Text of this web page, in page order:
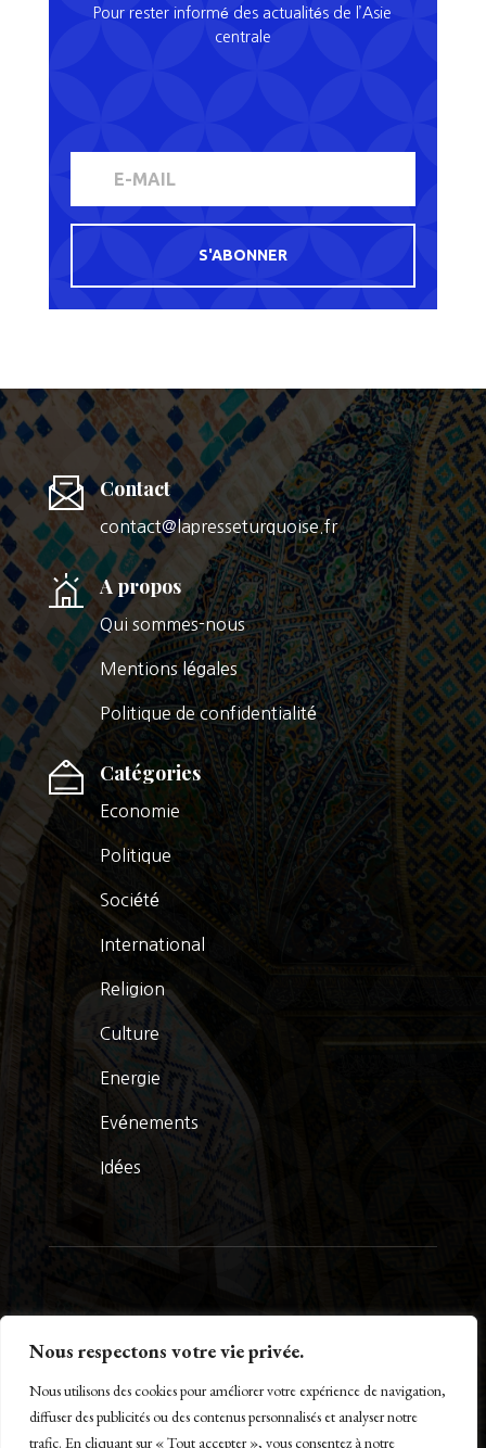
Nous respectons votre vie privée.
Nous utilisons des cookies pour améliorer votre expérience de navigation,
diffuser des publicités ou des contenus personnalisés et analyser notre
trafic. En cliquant sur « Tout accepter », vous consentez à notre
Pour rester informé des actualités de l’Asie
centrale
S'ABONNER
Contact
contact@lapresseturquoise.fr
A propos
Qui sommes-nous
Mentions légales
Politique de confidentialité
Catégories
Economie
Politique
Société
International
Religion
Culture
Energie
Evénements
Idées